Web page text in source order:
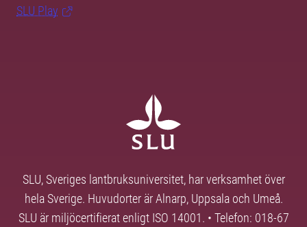
SLU Play
SLU, Sveriges lantbruksuniversitet, har verksamhet över
hela Sverige. Huvudorter är Alnarp, Uppsala och Umeå.
SLU är miljöcertifierat enligt ISO 14001. • Telefon: 018-67